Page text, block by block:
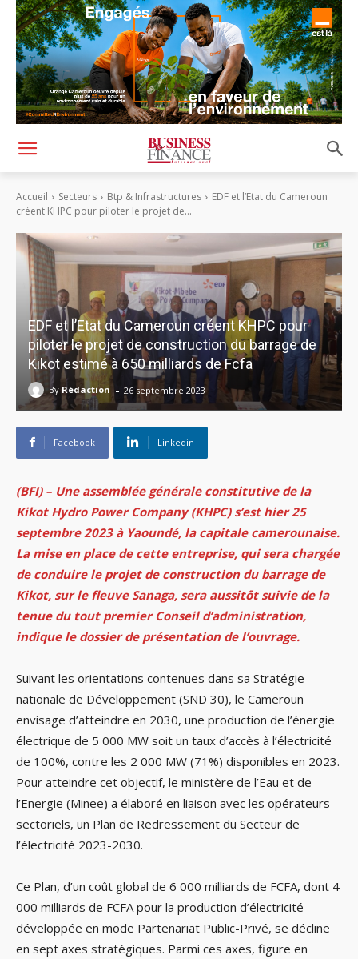
Accueil Secteurs Btp & Infrastructures
EDF et l’Etat du Cameroun
créent KHPC pour piloter le projet de...
EDF et l’Etat du Cameroun créent KHPC pour
piloter le projet de construction du barrage de
Kikot estimé à 650 milliards de Fcfa
By Rédaction - 26 septembre 2023
Facebook Linkedin
(BFI) – Une assemblée générale constitutive de la
Kikot Hydro Power Company (KHPC) s’est hier 25
septembre 2023 à Yaoundé, la capitale camerounaise.
La mise en place de cette entreprise, qui sera chargée
de conduire le projet de construction du barrage de
Kikot, sur le fleuve Sanaga, sera aussitôt suivie de la
tenue du tout premier Conseil d’administration,
indique le dossier de présentation de l’ouvrage.
Suivant les orientations contenues dans sa Stratégie
nationale de Développement (SND 30), le Cameroun
envisage d’atteindre en 2030, une production de l’énergie
électrique de 5 000 MW soit un taux d’accès à l’électricité
de 100%, contre les 2 000 MW (71%) disponibles en 2023.
Pour atteindre cet objectif, le ministère de l’Eau et de
l’Energie (Minee) a élaboré en liaison avec les opérateurs
sectoriels, un Plan de Redressement du Secteur de
l’électricité 2023-2030.
Ce Plan, d’un coût global de 6 000 milliards de FCFA, dont 4
000 milliards de FCFA pour la production d’électricité
développée en mode Partenariat Public-Privé, se décline
en sept axes stratégiques. Parmi ces axes, figure en